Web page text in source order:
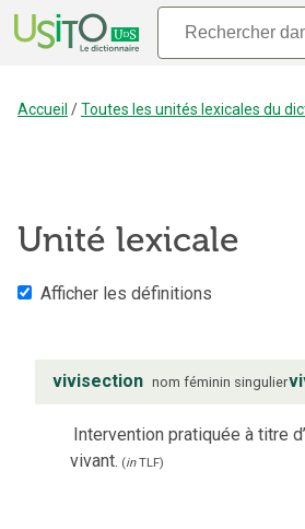
Accueil /Toutes les unités lexicales du
Unité lexicale
Afficher les définitions
vivisection nom féminin singulier
Intervention pratiquée à titre
vivant. (inTLF)